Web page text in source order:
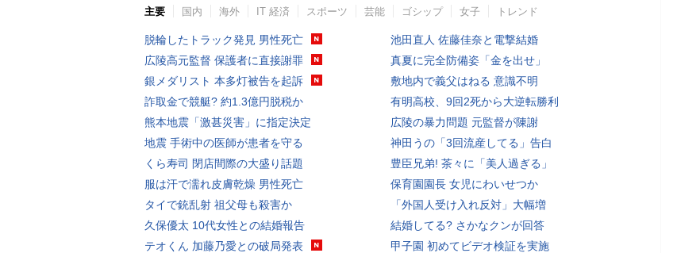
主要 国内 海外 IT 経済 スポーツ 芸能 ゴシップ 女子 トレンド
脱輪したトラック発見 男性死亡
広陵高元監督 保護者に直接謝罪
銀メダリスト 本多灯被告を起訴
詐取金で競艇? 約1.3億円脱税か
熊本地震「激甚災害」に指定決定
地震 手術中の医師が患者を守る
くら寿司 閉店間際の大盛り話題
服は汗で濡れ皮膚乾燥 男性死亡
タイで銃乱射 祖父母も殺害か
久保優太 10代女性との結婚報告
テオくん 加藤乃愛との破局発表
池田直人 佐藤佳奈と電撃結婚
真夏に完全防備姿「金を出せ」
敷地内で義父はねる 意識不明
有明高校、9回2死から大逆転勝利
広陵の暴力問題 元監督が陳謝
神田うの「3回流産してる」告白
豊臣兄弟! 茶々に「美人過ぎる」
保育園園長 女児にわいせつか
「外国人受け入れ反対」大幅増
結婚してる? さかなクンが回答
甲子園 初めてビデオ検証を実施